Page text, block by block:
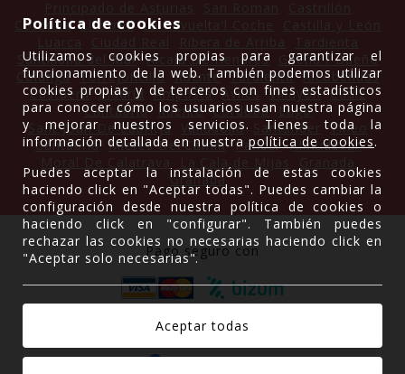
Córdoba Llastres La Revuelta'l Coche
Santillana del Mar Alcalá De Henares
Gueñu / Bueño
Colunga Torrejoncillo Ruente Tardienta Alcobendas
Castuera Madrid Amposta Avilés Villayón Cádiz
Cantabria
Ruente Córdoba
Lugo
Sant Joan De Labritja
Valladolid Santander
Tineo
Cantabria Mieres Del Camin Pancar Almudévar
Granada
Pago seguro con
Gracias a
Política de cookies
Utilizamos cookies propias para garantizar el
funcionamiento de la web. También podemos utilizar
cookies propias y de terceros con fines estadísticos
para conocer cómo los usuarios usan nuestra página
y mejorar nuestros servicios. Tienes toda la
información detallada en nuestrapolítica de cookies.
Puedes aceptar la instalación de estas cookies
haciendo click en "Aceptar todas". Puedes cambiar la
configuración desde nuestra política de cookies o
haciendo click en "configurar". También puedes
rechazar las cookies no necesarias haciendo click en
"Aceptar solo necesarias".